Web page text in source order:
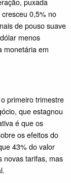
0,5% no
de pouso suave
menos
monetária em
primeiro trimestre
que estagnou
é que os
os efeitos do
43% do valor
novas tarifas, mas